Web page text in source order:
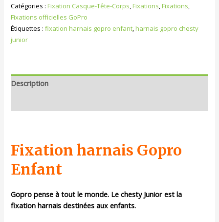
Catégories :Fixation Casque-Tête-Corps,Fixations,Fixations,
Fixations officielles GoPro
Étiquettes :fixation harnais gopro enfant,harnais gopro chesty
junior
Description
Fixation harnais Gopro
Enfant
Gopro pense à tout le monde. Le chesty Junior est la
fixation harnais destinées aux enfants.